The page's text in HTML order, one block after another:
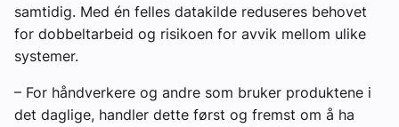
samtidig. Med én felles datakilde reduseres behovet
for dobbeltarbeid og risikoen for avvik mellom ulike
systemer.
– For håndverkere og andre som bruker produktene i
det daglige, handler dette først og fremst om å ha